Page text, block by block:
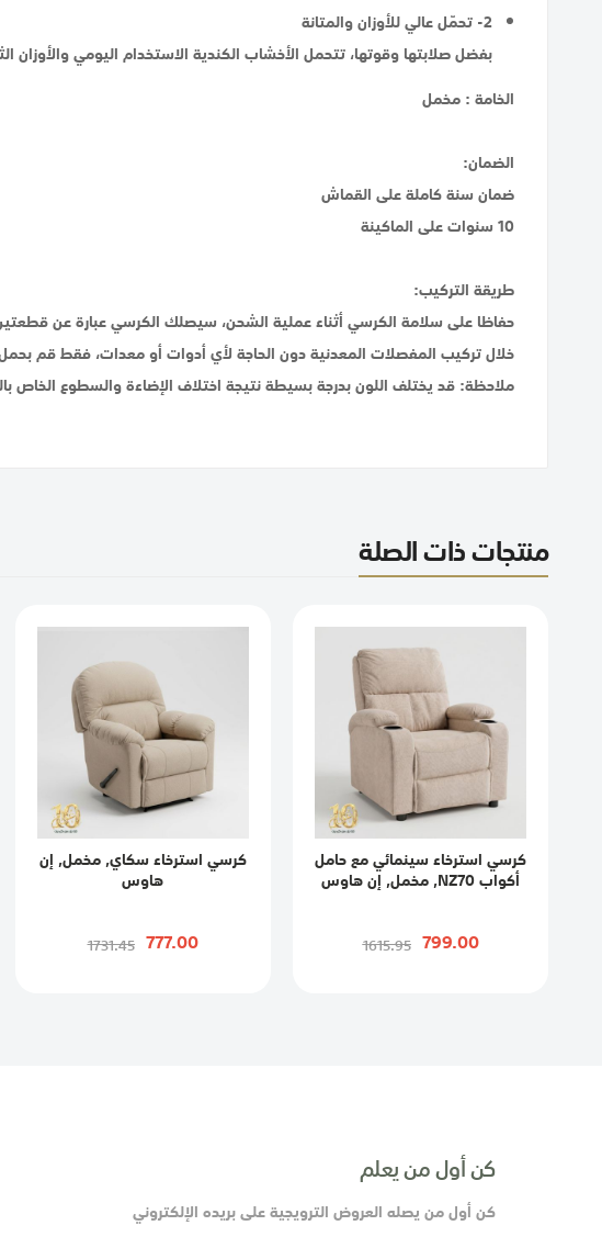
2- تحمّل عالي للأوزان والمتانة
بفضل صلابتها وقوتها، تتحمل الأخشاب الكندية الاستخدام اليومي والأوزان
الخامة : مخمل
الضمان:
ضمان سنة كاملة على القماش
10 سنوات على الماكينة
طريقة التركيب:
حفاظا على سلامة الكرسي أثناء عملية الشحن، سيصلك الكرسي عبارة عن
خلال تركيب المفصلات المعدنية دون الحاجة لأي أدوات أو معدات، فقط قم
ملاحظة: قد يختلف اللون بدرجة بسيطة نتيجة اختلاف الإضاءة والسطوع الخاص
منتجات ذات الصلة
كرسي استرخاء سينمائي مع حامل
أكواب NZ70, مخمل, إن هاوس
799.00
1615.95
كرسي استرخاء سكاي, مخمل, إن
هاوس
777.00
1731.45
كن أول من يعلم
كن أول من يصله العروض الترويجية على بريده الإلكتروني